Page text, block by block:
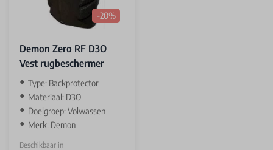
-20%
Demon Zero RF D3O
Vest rugbeschermer
Type: Backprotector
Materiaal: D3O
Doelgroep: Volwassen
Merk: Demon
Beschikbaar in